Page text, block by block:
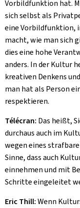
Vorbildfunktion hat.
sich selbst als
eine Vorbildfunktion,
macht, wie man sich
dies eine hohe
anders. In der Kultur
kreativen Denkens
man hat als Person
respektieren.
Télécran: Das heißt,
durchaus auch im
wegen eines
Sinne, dass auch
einnehmen und mit
Schritte eingeleitet
Eric Thill:Wenn